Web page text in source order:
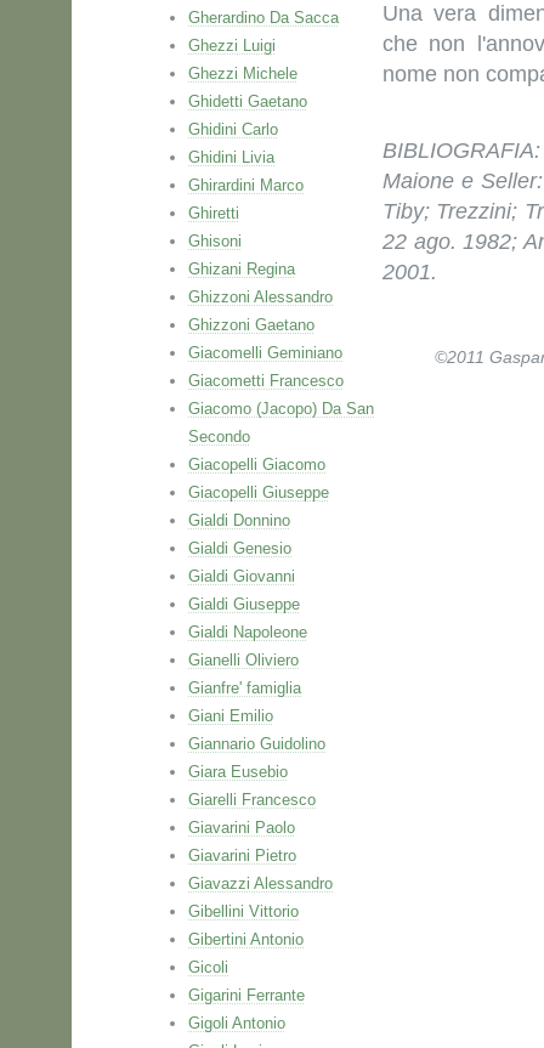
Gherardino Da Sacca
Ghezzi Luigi
Ghezzi Michele
Ghidetti Gaetano
Ghidini Carlo
Ghidini Livia
Ghirardini Marco
Ghiretti
Ghisoni
Ghizani Regina
Ghizzoni Alessandro
Ghizzoni Gaetano
Giacomelli Geminiano
Giacometti Francesco
Giacomo (Jacopo) Da San
Secondo
Giacopelli Giacomo
Giacopelli Giuseppe
Gialdi Donnino
Gialdi Genesio
Gialdi Giovanni
Gialdi Giuseppe
Gialdi Napoleone
Gianelli Oliviero
Gianfre' famiglia
Giani Emilio
Giannario Guidolino
Giara Eusebio
Giarelli Francesco
Giavarini Paolo
Giavarini Pietro
Giavazzi Alessandro
Gibellini Vittorio
Gibertini Antonio
Gicoli
Gigarini Ferrante
Gigoli Antonio
Una vera
che non
nome non
Maione e
Tiby; Trezzini;
22 ago. 1982;
2001.
©2011